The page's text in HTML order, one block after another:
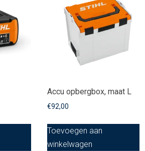
Accu opbergbox, maat L
€92,00
Toevoegen aan
winkelwagen